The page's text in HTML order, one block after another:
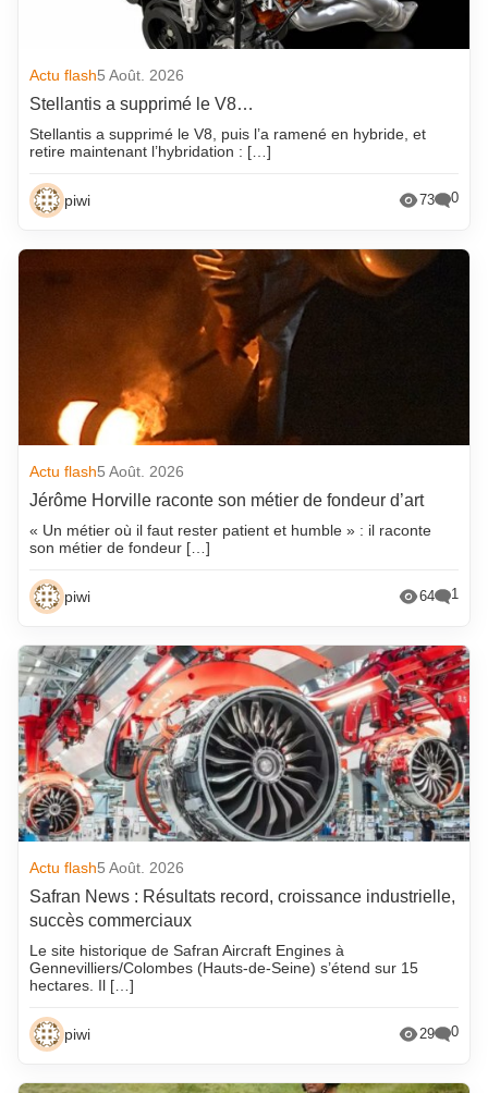
Actu flash5 Août. 2026
Stellantis a supprimé le V8…
Stellantis a supprimé le V8, puis l’a ramené en hybride, et
retire maintenant l’hybridation : […]
piwi 73 0
Actu flash5 Août. 2026
Jérôme Horville raconte son métier de fondeur d’art
« Un métier où il faut rester patient et humble » : il raconte
son métier de fondeur […]
piwi 64 1
Actu flash5 Août. 2026
Safran News : Résultats record, croissance industrielle,
succès commerciaux
Le site historique de Safran Aircraft Engines à
Gennevilliers/Colombes (Hauts-de-Seine) s’étend sur 15
hectares. Il […]
piwi 29 0